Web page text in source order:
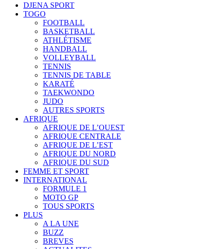
DJENA SPORT
TOGO
FOOTBALL
BASKETBALL
ATHLÉTISME
HANDBALL
VOLLEYBALL
TENNIS
TENNIS DE TABLE
KARATÉ
TAEKWONDO
JUDO
AUTRES SPORTS
AFRIQUE
AFRIQUE DE L’OUEST
AFRIQUE CENTRALE
AFRIQUE DE L’EST
AFRIQUE DU NORD
AFRIQUE DU SUD
FEMME ET SPORT
INTERNATIONAL
FORMULE 1
MOTO GP
TOUS SPORTS
PLUS
A LA UNE
BUZZ
BREVES